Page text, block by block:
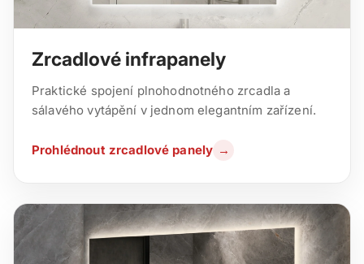
Zrcadlové infrapanely
Praktické spojení plnohodnotného zrcadla a
sálavého vytápění v jednom elegantním zařízení.
Prohlédnout zrcadlové panely →